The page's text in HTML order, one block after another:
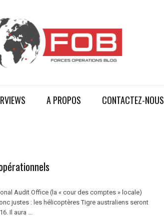
A PROPOS CONTACTEZ-NOUS
Audit Office (la « cour des comptes » locale)
justes : les hélicoptères Tigre australiens seront
Il aura ...